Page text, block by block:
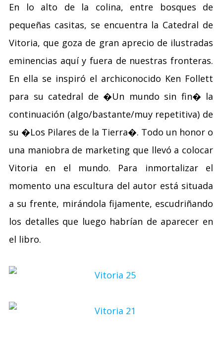
En lo alto de la colina, entre bosques de
pequeñas casitas, se encuentra la Catedral de
Vitoria, que goza de gran aprecio de ilustradas
eminencias aquí y fuera de nuestras fronteras.
En ella se inspiró el archiconocido Ken Follett
para su catedral de �Un mundo sin fin� la
continuación (algo/bastante/muy repetitiva) de
su �Los Pilares de la Tierra�. Todo un honor o
una maniobra de marketing que llevó a colocar
Vitoria en el mundo. Para inmortalizar el
momento una escultura del autor está situada
a su frente, mirándola fijamente, escudriñando
los detalles que luego habrían de aparecer en
el libro.